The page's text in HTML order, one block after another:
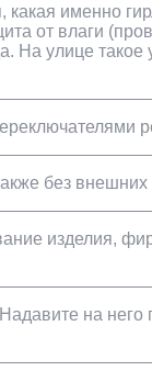
какая именно
от влаги
улице
без
изделия,
на